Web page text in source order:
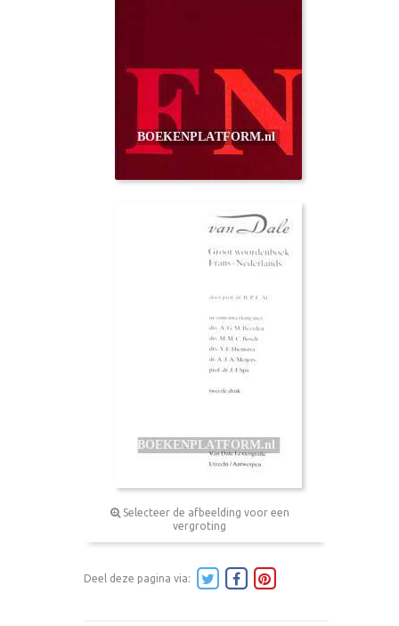
Selecteer de afbeelding voor een
vergroting
Deel deze pagina via: